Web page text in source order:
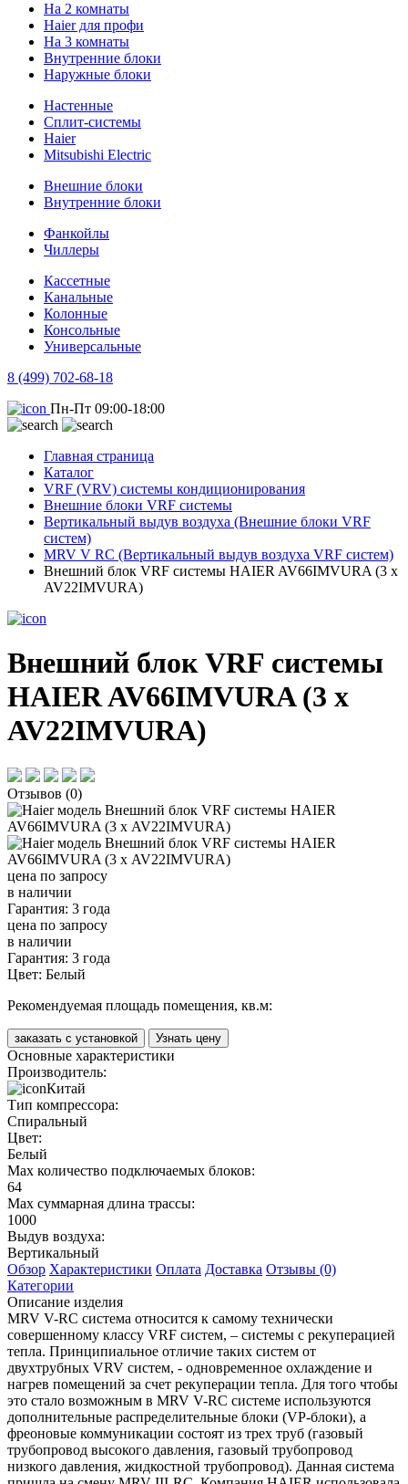
На 2 комнаты
Haier для профи
На 3 комнаты
Внутренние блоки
Наружные блоки
Настенные
Сплит-системы
Haier
Mitsubishi Electric
Внешние блоки
Внутренние блоки
Фанкойлы
Чиллеры
Кассетные
Канальные
Колонные
Консольные
Универсальные
8 (499) 702-68-18
Пн-Пт 09:00-18:00
Главная страница
Каталог
VRF (VRV) системы кондиционирования
Внешние блоки VRF системы
Вертикальный выдув воздуха (Внешние блоки VRF
систем)
MRV V RC (Вертикальный выдув воздуха VRF систем)
Внешний блок VRF системы HAIER AV66IMVURA (3 х
AV22IMVURA)
Внешний блок VRF системы
HAIER AV66IMVURA (3 х
AV22IMVURA)
Отзывов (0)
цена по запросу
в наличии
Гарантия: 3 года
цена по запросу
в наличии
Гарантия: 3 года
Цвет: Белый
Рекомендуемая площадь помещения, кв.м:
заказать с установкой Узнать цену
Основные характеристики
Производитель:
Китай
Тип компрессора:
Спиральный
Цвет:
Белый
Max количество подключаемых блоков:
64
Max суммарная длина трассы:
1000
Выдув воздуха:
Вертикальный
Обзор Характеристики Оплата Доставка Отзывы (0)
Категории
Описание изделия
MRV V-RC система относится к самому технически
совершенному классу VRF систем, – системы с рекуперацией
тепла. Принципиальное отличие таких систем от
двухтрубных VRV систем, - одновременное охлаждение и
нагрев помещений за счет рекуперации тепла. Для того чтобы
это стало возможным в MRV V-RC системе используются
дополнительные распределительные блоки (VP-блоки), а
фреоновые коммуникации состоят из трех труб (газовый
трубопровод высокого давления, газовый трубопровод
низкого давления, жидкостной трубопровод). Данная система